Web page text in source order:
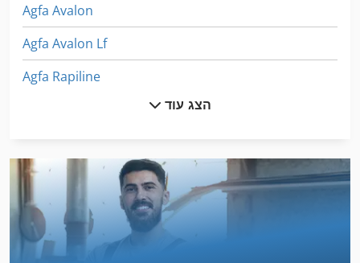
Agfa Avalon
Agfa Avalon Lf
Agfa Rapiline
Amada Vipros 368 King
Amazone Edx 6000 Tc
Ammann Av 12
הצג עוד